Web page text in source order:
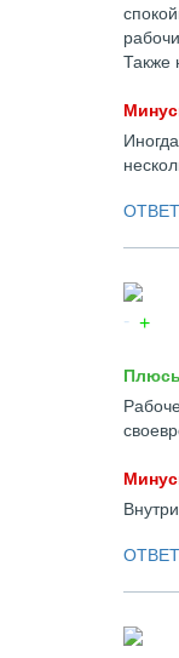
Также